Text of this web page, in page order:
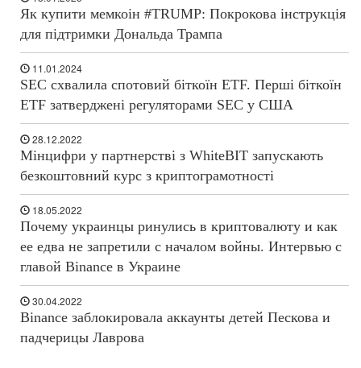
Як купити мемкоін #TRUMP: Покрокова інструкція
для підтримки Дональда Трампа
11.01.2024
SEC схвалила спотовий біткоїн ETF. Перші біткоїн
ETF затверджені регуляторами SEC у США
28.12.2022
Мінцифри у партнерстві з WhiteBIT запускають
безкоштовний курс з криптограмотності
18.05.2022
Почему украинцы ринулись в криптовалюту и как
ее едва не запретили с началом войны. Интервью с
главой Binance в Украине
30.04.2022
Binance заблокировала аккаунты детей Пескова и
падчерицы Лаврова